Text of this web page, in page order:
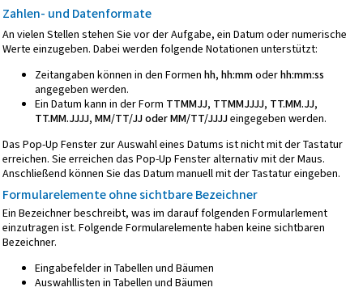
Zahlen- und Datenformate
An vielen Stellen stehen Sie vor der Aufgabe, ein Datum oder numerische
Werte einzugeben. Dabei werden folgende Notationen unterstützt:
Zeitangaben können in den Formen hh, hh:mmoderhh:mm:ss
angegeben werden.
Ein Datum kann in der Form TTMMJJ, TTMMJJJJ, TT.MM.JJ,
TT.MM.JJJJ, MM/TT/JJ oder MM/TT/JJJJeingegeben werden.
Das Pop-Up Fenster zur Auswahl eines Datums ist nicht mit der Tastatur
erreichen. Sie erreichen das Pop-Up Fenster alternativ mit der Maus.
Anschließend können Sie das Datum manuell mit der Tastatur eingeben.
Formularelemente ohne sichtbare Bezeichner
Ein Bezeichner beschreibt, was im darauf folgenden Formularlement
einzutragen ist. Folgende Formularelemente haben keine sichtbaren
Bezeichner.
Eingabefelder in Tabellen und Bäumen
Auswahllisten in Tabellen und Bäumen